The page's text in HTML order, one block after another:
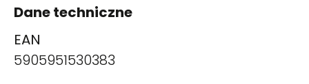
Dane techniczne
EAN
5905951530383